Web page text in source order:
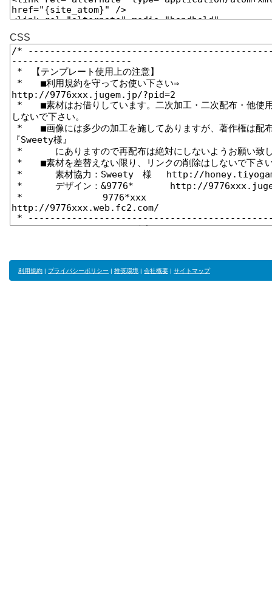
CSS
利用規約 | プライバシーポリシー | 推奨環境 | 会社概要 | サイトマップ